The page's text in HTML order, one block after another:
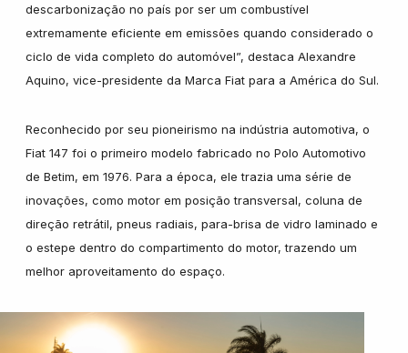
Porsche
RAM
Toyota
Troller
descarbonização no país por ser um combustível
extremamente eficiente em emissões quando considerado o
ciclo de vida completo do automóvel”, destaca Alexandre
Aquino, vice-presidente da Marca Fiat para a América do Sul.
Reconhecido por seu pioneirismo na indústria automotiva, o
Fiat 147 foi o primeiro modelo fabricado no Polo Automotivo
de Betim, em 1976. Para a época, ele trazia uma série de
inovações, como motor em posição transversal, coluna de
direção retrátil, pneus radiais, para-brisa de vidro laminado e
o estepe dentro do compartimento do motor, trazendo um
melhor aproveitamento do espaço.